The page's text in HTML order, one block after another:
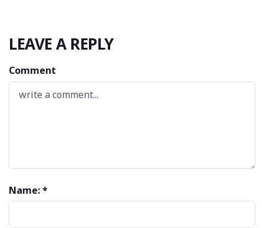
LEAVE A REPLY
Comment
Name: *